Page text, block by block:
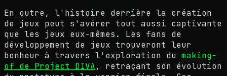
En outre, l'histoire derrière la création
de jeux peut s'avérer tout aussi captivante
que les jeux eux-mêmes. Les fans de
développement de jeux trouveront leur
bonheur à travers l'exploration du making-
of de Project DIVA, retraçant son évolution